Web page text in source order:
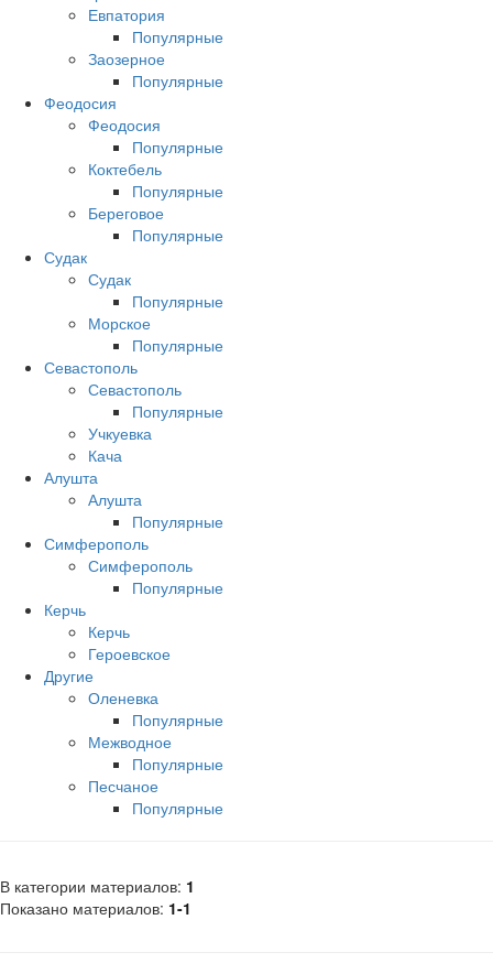
Евпатория
Популярные
Заозерное
Популярные
Феодосия
Феодосия
Популярные
Коктебель
Популярные
Береговое
Популярные
Судак
Судак
Популярные
Морское
Популярные
Севастополь
Севастополь
Популярные
Учкуевка
Кача
Алушта
Алушта
Популярные
Симферополь
Симферополь
Популярные
Керчь
Керчь
Героевское
Другие
Оленевка
Популярные
Межводное
Популярные
Песчаное
Популярные
В категории материалов: 1
Показано материалов: 1-1